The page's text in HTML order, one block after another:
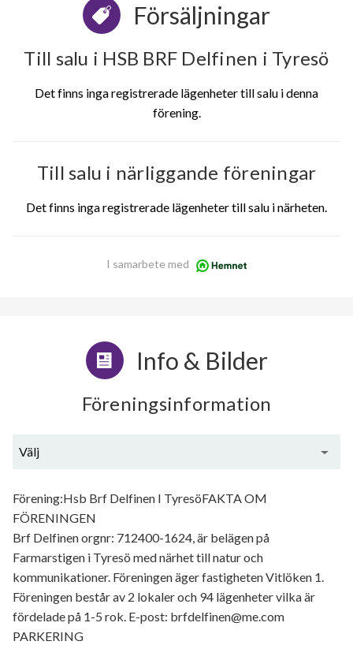
Försäljningar
Till salu i HSB BRF Delfinen i Tyresö
Det finns inga registrerade lägenheter till salu i denna
förening.
Till salu i närliggande föreningar
Det finns inga registrerade lägenheter till salu i närheten.
I samarbete med
Info & Bilder
Föreningsinformation
Välj
Förening:Hsb Brf Delfinen I TyresöFAKTA OM
FÖRENINGEN
Brf Delfinen orgnr: 712400-1624, är belägen på
Farmarstigen i Tyresö med närhet till natur och
kommunikationer. Föreningen äger fastigheten Vitlöken 1.
Föreningen består av 2 lokaler och 94 lägenheter vilka är
fördelade på 1-5 rok. E-post: brfdelfinen@me.com
PARKERING